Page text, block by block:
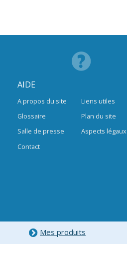
AIDE
A propos du site
Glossaire
Salle de presse
Contact
Liens utiles
Plan du site
Aspects légaux
Mes produits